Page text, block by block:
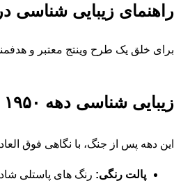
راهنمای زیبایی شناسی
برای خلق یک طرح وینتج معتبر و
زیبایی‌ شناسی دهه ۱۹۵۰
این دهه پس از جنگ، با نگاهی فوق
پالت رنگی: رنگ ‌های پاستلی